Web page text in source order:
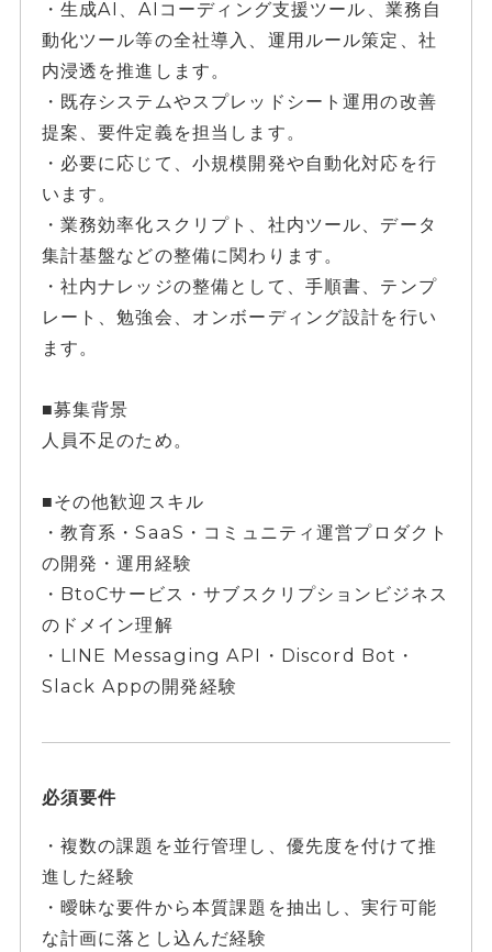
・生成AI、AIコーディング支援ツール、業務自
動化ツール等の全社導入、運用ルール策定、社
内浸透を推進します。
・既存システムやスプレッドシート運用の改善
提案、要件定義を担当します。
・必要に応じて、小規模開発や自動化対応を行
います。
・業務効率化スクリプト、社内ツール、データ
集計基盤などの整備に関わります。
・社内ナレッジの整備として、手順書、テンプ
レート、勉強会、オンボーディング設計を行い
ます。
■募集背景
人員不足のため。
■その他歓迎スキル
・教育系・SaaS・コミュニティ運営プロダクト
の開発・運用経験
・BtoCサービス・サブスクリプションビジネス
のドメイン理解
・LINE Messaging API・Discord Bot・
Slack Appの開発経験
必須要件
・複数の課題を並行管理し、優先度を付けて推
進した経験
・曖昧な要件から本質課題を抽出し、実行可能
な計画に落とし込んだ経験